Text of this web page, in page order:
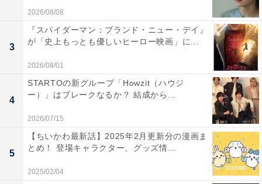
ミュージカル・ファンが胸揺さぶられる「とある
演出」
2026/08/08
3
『スパイダーマン：ブランド・ニュー・デイ』
が「史上もっとも優しいヒーロー映画」に...
2026/08/01
4
STARTOの新グループ「Howzit（ハウジ
ー）」はブレークなるか？ 結成から...
2026/07/15
5
【ちいかわ最新話】2025年2月更新分の漫画ま
とめ！ 登場キャラクター、グッズ情...
2025/02/04